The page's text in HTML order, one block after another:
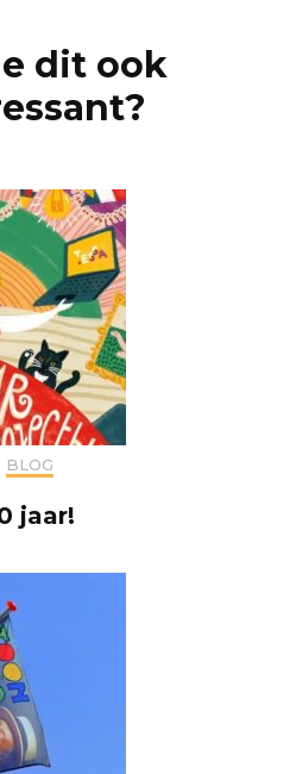
dit ook
BLOG
jaar!